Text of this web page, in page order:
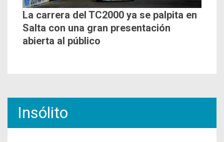
La carrera del TC2000 ya se palpita en
Salta con una gran presentación
abierta al público
Insólito